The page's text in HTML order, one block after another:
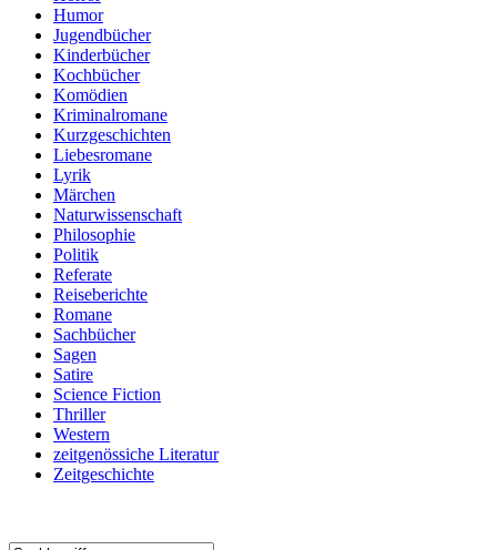
Humor
Jugendbücher
Kinderbücher
Kochbücher
Komödien
Kriminalromane
Kurzgeschichten
Liebesromane
Lyrik
Märchen
Naturwissenschaft
Philosophie
Politik
Referate
Reiseberichte
Romane
Sachbücher
Sagen
Satire
Science Fiction
Thriller
Western
zeitgenössiche Literatur
Zeitgeschichte